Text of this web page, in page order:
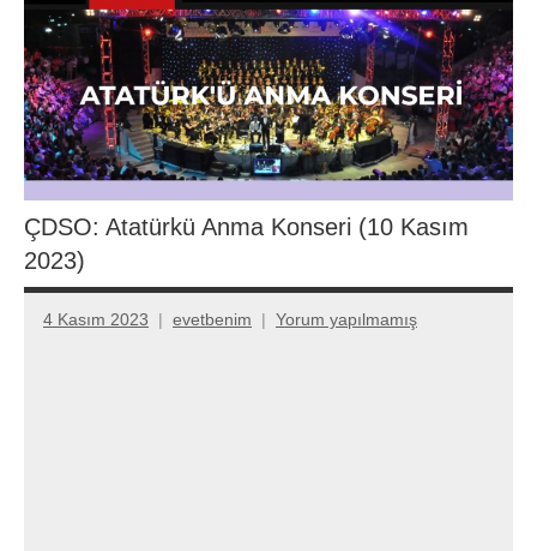
ÇDSO: Atatürkü Anma Konseri (10 Kasım
2023)
4 Kasım 2023 evetbenim Yorum yapılmamış